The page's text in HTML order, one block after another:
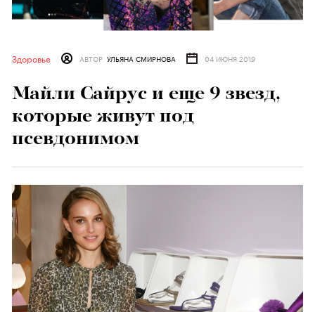
Здоровье АВТОР УЛЬЯНА СМИРНОВА 04 ИЮНЯ 2019
Майли Сайрус и еще 9 звезд,
которые живут под
псевдонимом